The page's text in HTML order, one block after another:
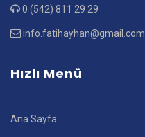
0 (542) 811 29 29
info.fatihayhan@gmail.com
Hızlı Menü
Ana Sayfa